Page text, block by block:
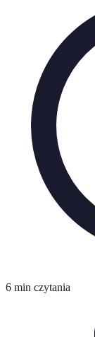
6 min czytania